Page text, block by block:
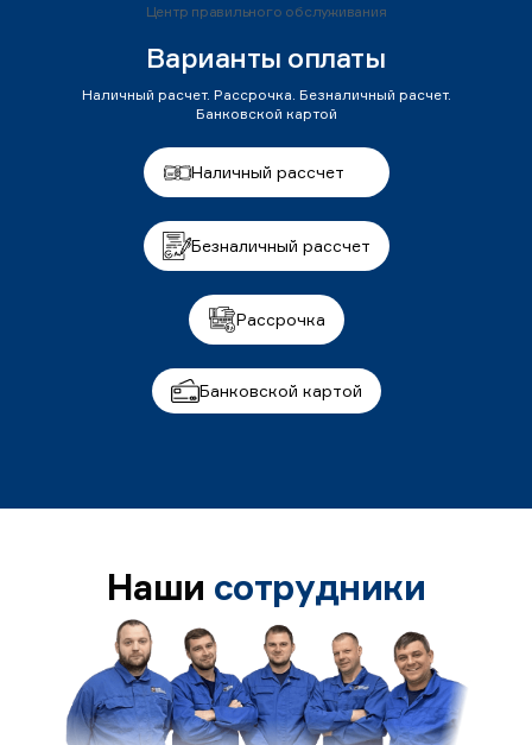
Центр правильного обслуживания
Варианты оплаты
Наличный расчет. Рассрочка. Безналичный расчет.
Банковской картой
Наличный рассчет
Безналичный рассчет
Рассрочка
Банковской картой
Наши сотрудники